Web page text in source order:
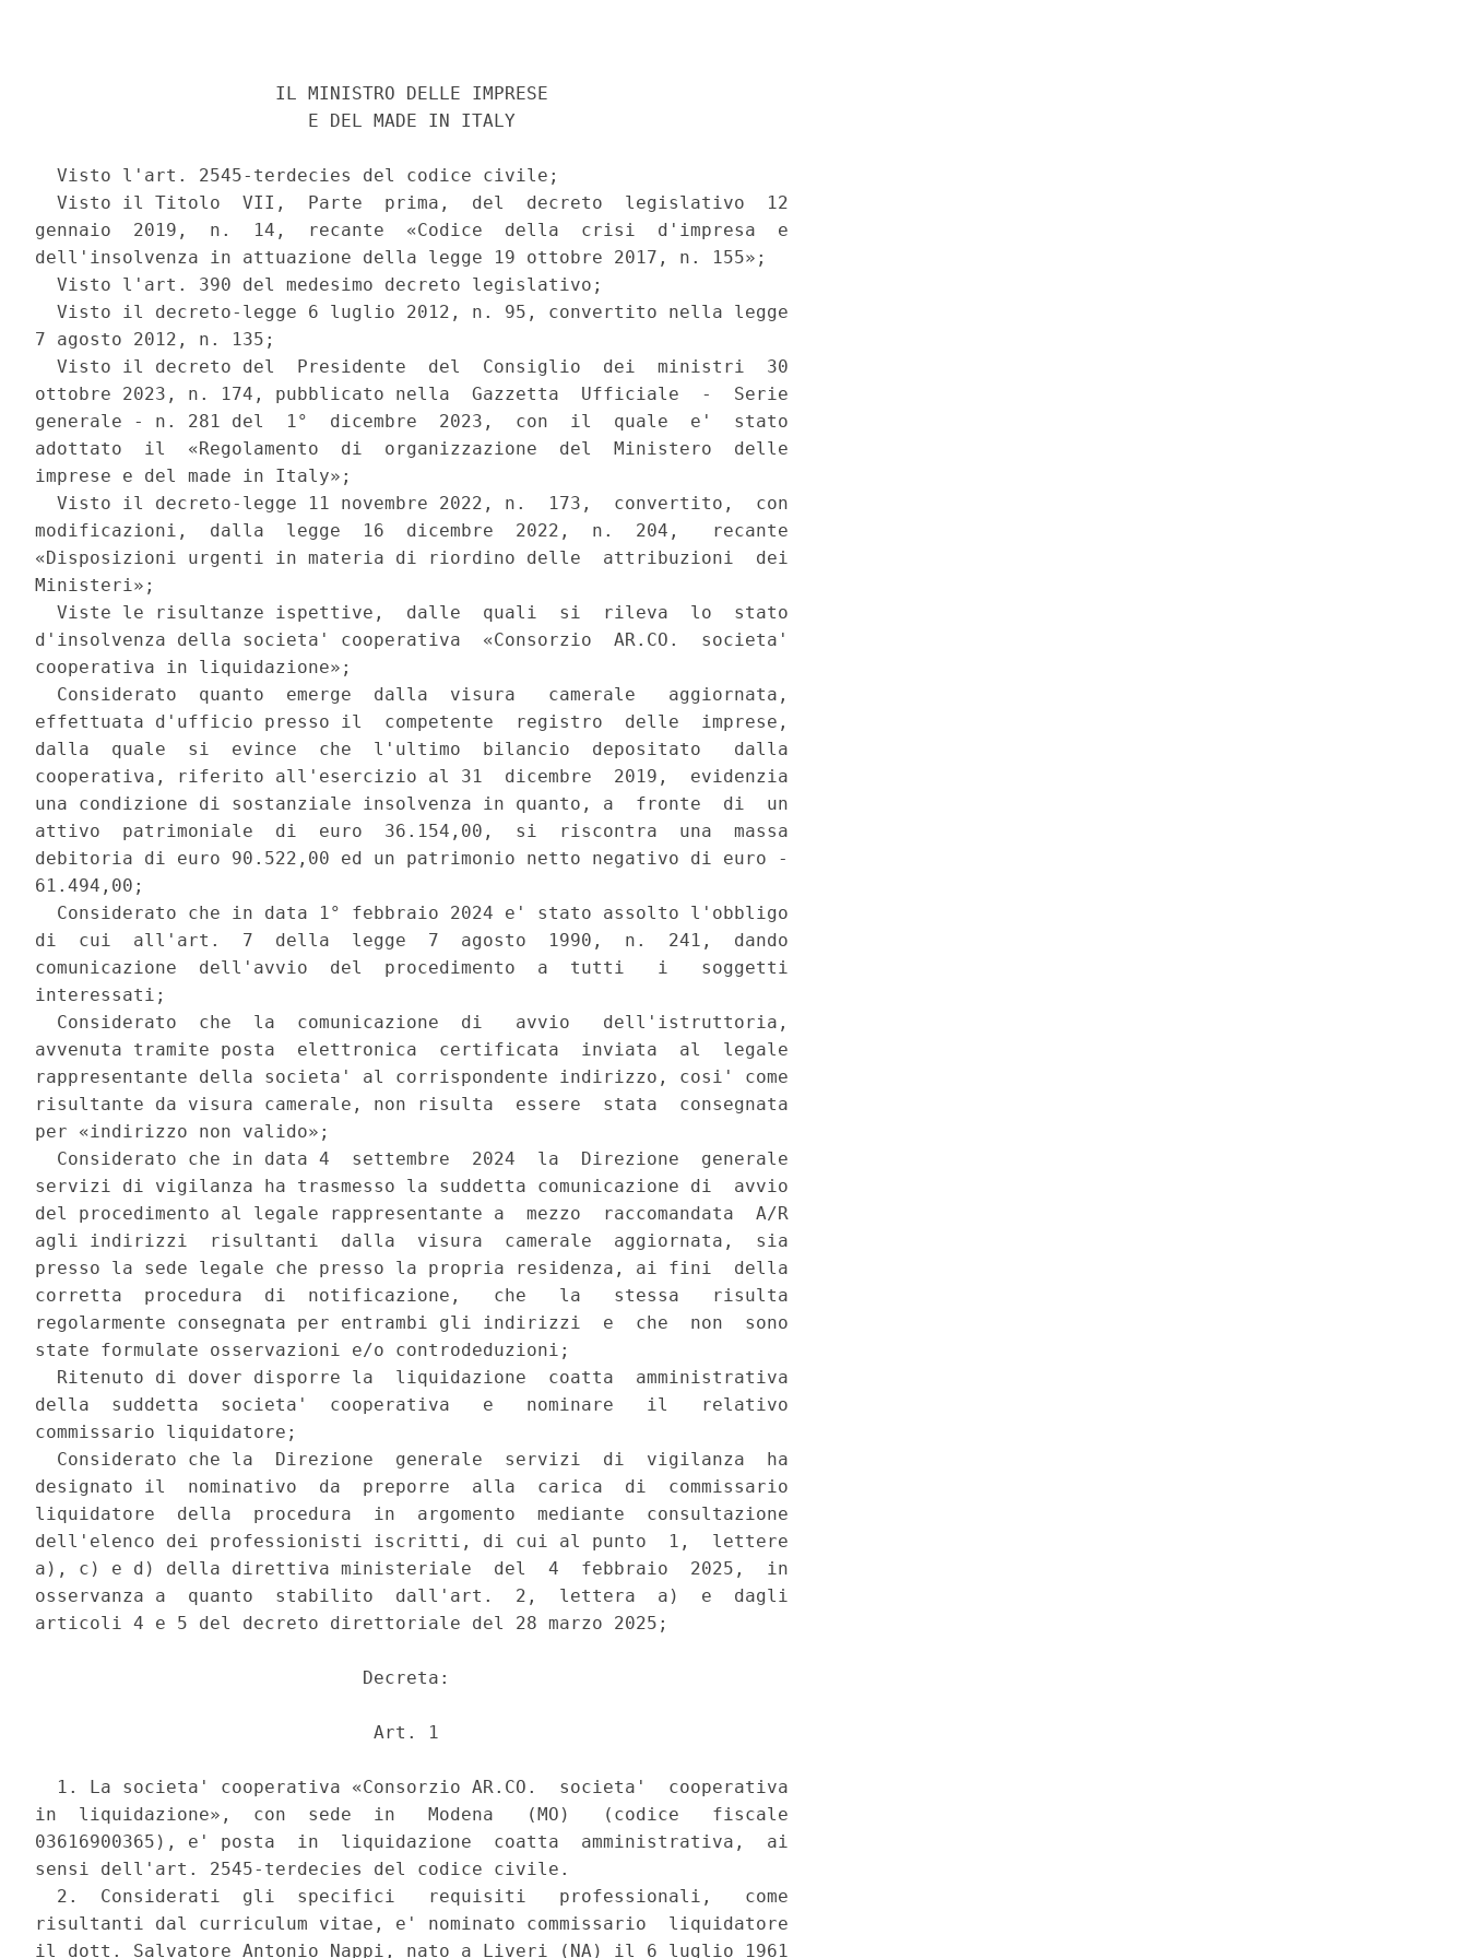
                      IL MINISTRO DELLE IMPRESE
                         E DEL MADE IN ITALY
  Visto l'art. 2545-terdecies del codice civile;
  Visto il Titolo  VII,  Parte  prima,  del  decreto  legislativo  12
gennaio  2019,  n.  14,  recante  «Codice  della  crisi  d'impresa  e
dell'insolvenza in attuazione della legge 19 ottobre 2017, n. 155»;
  Visto l'art. 390 del medesimo decreto legislativo;
  Visto il decreto-legge 6 luglio 2012, n. 95, convertito nella legge
7 agosto 2012, n. 135;
  Visto il decreto del  Presidente  del  Consiglio  dei  ministri  30
ottobre 2023, n. 174, pubblicato nella  Gazzetta  Ufficiale  -  Serie
generale - n. 281 del  1°  dicembre  2023,  con  il  quale  e'  stato
adottato  il  «Regolamento  di  organizzazione  del  Ministero  delle
imprese e del made in Italy»;
  Visto il decreto-legge 11 novembre 2022, n.  173,  convertito,  con
modificazioni,  dalla  legge  16  dicembre  2022,  n.  204,   recante
«Disposizioni urgenti in materia di riordino delle  attribuzioni  dei
Ministeri»;
  Viste le risultanze ispettive,  dalle  quali  si  rileva  lo  stato
d'insolvenza della societa' cooperativa  «Consorzio  AR.CO.  societa'
cooperativa in liquidazione»;
  Considerato  quanto  emerge  dalla  visura   camerale   aggiornata,
effettuata d'ufficio presso il  competente  registro  delle  imprese,
dalla  quale  si  evince  che  l'ultimo  bilancio  depositato   dalla
cooperativa, riferito all'esercizio al 31  dicembre  2019,  evidenzia
una condizione di sostanziale insolvenza in quanto, a  fronte  di  un
attivo  patrimoniale  di  euro  36.154,00,  si  riscontra  una  massa
debitoria di euro 90.522,00 ed un patrimonio netto negativo di euro -
61.494,00;
  Considerato che in data 1° febbraio 2024 e' stato assolto l'obbligo
di  cui  all'art.  7  della  legge  7  agosto  1990,  n.  241,  dando
comunicazione  dell'avvio  del  procedimento  a  tutti   i   soggetti
interessati;
  Considerato  che  la  comunicazione  di   avvio   dell'istruttoria,
avvenuta tramite posta  elettronica  certificata  inviata  al  legale
rappresentante della societa' al corrispondente indirizzo, cosi' come
risultante da visura camerale, non risulta  essere  stata  consegnata
per «indirizzo non valido»;
  Considerato che in data 4  settembre  2024  la  Direzione  generale
servizi di vigilanza ha trasmesso la suddetta comunicazione di  avvio
del procedimento al legale rappresentante a  mezzo  raccomandata  A/R
agli indirizzi  risultanti  dalla  visura  camerale  aggiornata,  sia
presso la sede legale che presso la propria residenza, ai fini  della
corretta  procedura  di  notificazione,   che   la   stessa   risulta
regolarmente consegnata per entrambi gli indirizzi  e  che  non  sono
state formulate osservazioni e/o controdeduzioni;
  Ritenuto di dover disporre la  liquidazione  coatta  amministrativa
della  suddetta  societa'  cooperativa   e   nominare   il   relativo
commissario liquidatore;
  Considerato che la  Direzione  generale  servizi  di  vigilanza  ha
designato il  nominativo  da  preporre  alla  carica  di  commissario
liquidatore  della  procedura  in  argomento  mediante  consultazione
dell'elenco dei professionisti iscritti, di cui al punto  1,  lettere
a), c) e d) della direttiva ministeriale  del  4  febbraio  2025,  in
osservanza a  quanto  stabilito  dall'art.  2,  lettera  a)  e  dagli
articoli 4 e 5 del decreto direttoriale del 28 marzo 2025;
                              Decreta:
                               Art. 1
  1. La societa' cooperativa «Consorzio AR.CO.  societa'  cooperativa
in  liquidazione»,  con  sede  in   Modena   (MO)   (codice   fiscale
03616900365), e' posta  in  liquidazione  coatta  amministrativa,  ai
sensi dell'art. 2545-terdecies del codice civile.
  2.  Considerati  gli  specifici   requisiti   professionali,   come
risultanti dal curriculum vitae, e' nominato commissario  liquidatore
il dott. Salvatore Antonio Nappi, nato a Liveri (NA) il 6 luglio 1961